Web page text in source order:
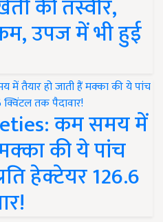
की तस्वीर,
उपज में भी हुई
कम समय में
की ये पांच
हेक्टेयर 126.6